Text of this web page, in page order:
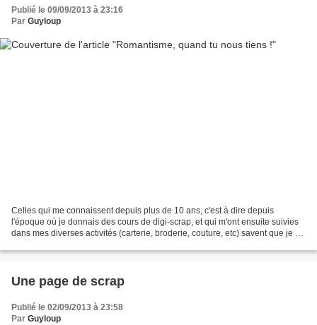
Publié le 09/09/2013 à 23:16
Par Guyloup
Celles qui me connaissent depuis plus de 10 ans, c'est à dire depuis
l'époque où je donnais des cours de digi-scrap, et qui m'ont ensuite suivies
dans mes diverses activités (carterie, broderie, couture, etc) savent que je ne
Une page de scrap
Publié le 02/09/2013 à 23:58
Par Guyloup